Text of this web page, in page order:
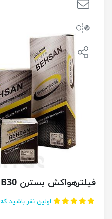
فیلترهواکش بسترن B30 بهسان
اولین نفر باشید